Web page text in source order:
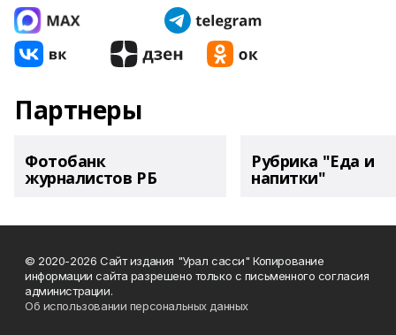
Партнеры
Фотобанк
журналистов РБ
Рубрика "Еда и
напитки"
© 2020-2026 Сайт издания "Урал сасси" Копирование
информации сайта разрешено только с письменного согласия
администрации.
Об использовании персональных данных